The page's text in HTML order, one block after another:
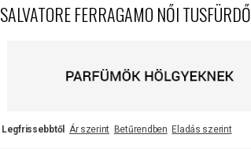
SALVATORE FERRAGAMO NŐI TUSFÜRDŐ
Legfrissebbtől Ár szerint Betűrendben Eladás szerint